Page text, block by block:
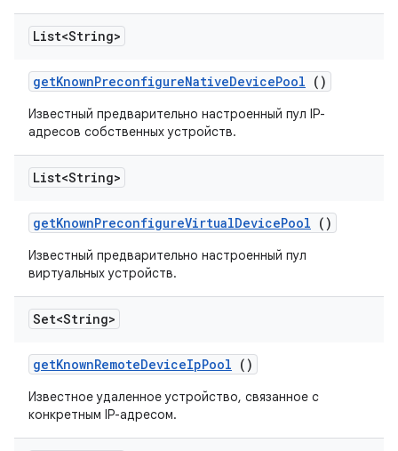
List<String>
getKnownPreconfigureNativeDevicePool ()
Известный предварительно настроенный пул IP-
адресов собственных устройств.
List<String>
getKnownPreconfigureVirtualDevicePool ()
Известный предварительно настроенный пул
виртуальных устройств.
Set<String>
getKnownRemoteDeviceIpPool ()
Известное удаленное устройство, связанное с
конкретным IP-адресом.